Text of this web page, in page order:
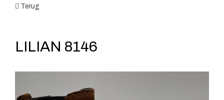
Terug
LILIAN 8146